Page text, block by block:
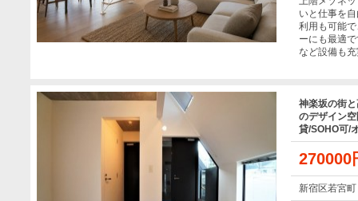
いと仕事を
利用も可能
ーにも最適
など設備も
神楽坂の街
のデザイン
貸/SOHO可/
新宿区若宮町